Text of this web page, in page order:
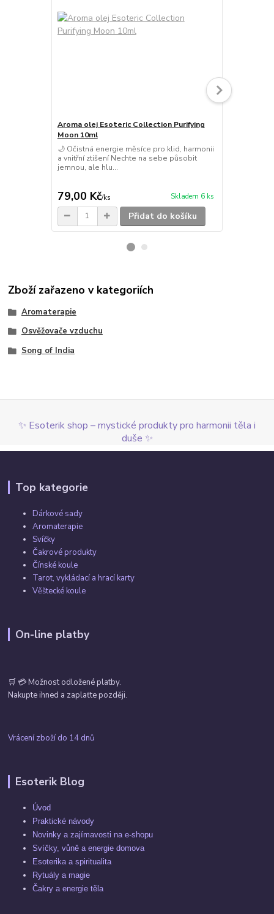
Aroma olej Esoteric Collection Purifying
Moon 10ml
🌙 Očistná energie měsíce pro klid, harmonii
a vnitřní ztišení Nechte na sebe působit
jemnou, ale hlu...
79,00 Kč/ks Skladem 6 ks
Přidat do košíku
Zboží zařazeno v kategoriích
Aromaterapie
Osvěžovače vzduchu
Song of India
✨ Esoterik shop – mystické produkty pro harmonii těla i
duše ✨
Top kategorie
Dárkové sady
Aromaterapie
Svíčky
Čakrové produkty
Čínské koule
Tarot, vykládací a hrací karty
Věštecké koule
On-line platby
🛒 💳 Možnost odložené platby.
Nakupte ihned a zaplaťte později.
Vrácení zboží do 14 dnů
Esoterik Blog
Úvod
Praktické návody
Novinky a zajímavosti na e-shopu
Svíčky, vůně a energie domova
Esoterika a spiritualita
Rytuály a magie
Čakry a energie těla